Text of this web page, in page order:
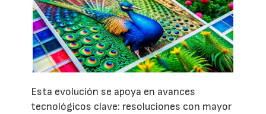
Esta evolución se apoya en avances
tecnológicos clave: resoluciones con mayor